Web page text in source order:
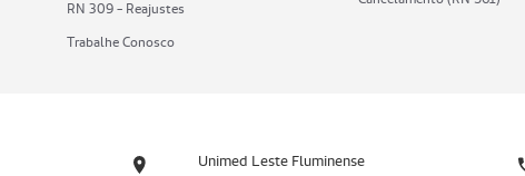
RN 309 - Reajustes
Trabalhe Conosco
Unimed Leste Fluminense